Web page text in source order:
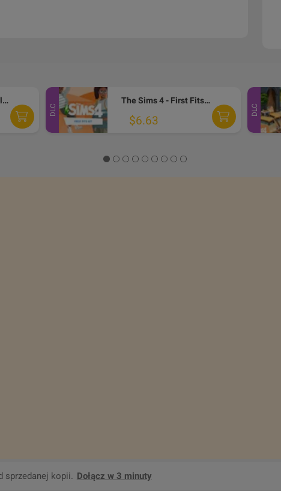
The Sims 4 - Sweet Allure Kit DLC PC EA App CD Key
DLC
The Sims 4 - First Fits Kit DLC EA App CD Key
$6.63
DLC
sprzedanej kopii. Dołącz w 3 minuty